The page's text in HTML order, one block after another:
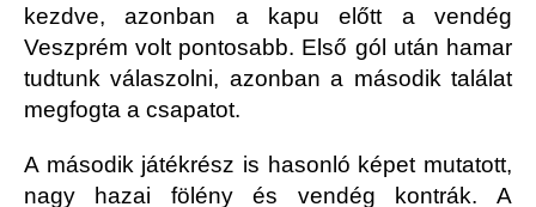
kezdve, azonban a kapu előtt a vendég
Veszprém volt pontosabb. Első gól után hamar
tudtunk válaszolni, azonban a második találat
megfogta a csapatot.
A második játékrész is hasonló képet mutatott,
nagy hazai fölény és vendég kontrák. A